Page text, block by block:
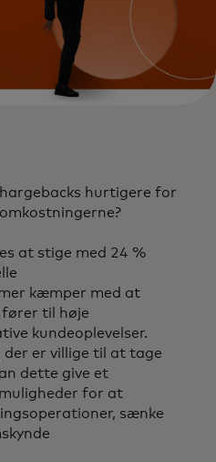
hurtigere for
at stige med 24 %
kæmper med at
til høje
kundeoplevelser.
der er villige til at tage
dette give et
for at
sænke